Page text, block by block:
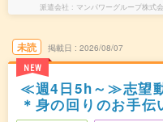
派遣会社 マンパワーグループ株式
未読
NEW
掲載日 2026/08/07
≪週4日5h～≫志望
＊身の回りのお手伝